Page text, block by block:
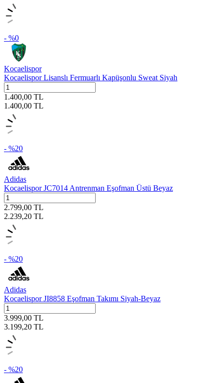
- %0
Kocaelispor
Kocaelispor Lisanslı Fermuarlı Kapüşonlu Sweat Siyah
1.400,00 TL
1.400,00 TL
- %20
Adidas
Kocaelispor JC7014 Antrenman Eşofman Üstü Beyaz
2.799,00 TL
2.239,20 TL
- %20
Adidas
Kocaelispor JI8858 Eşofman Takımı Siyah-Beyaz
3.999,00 TL
3.199,20 TL
- %20